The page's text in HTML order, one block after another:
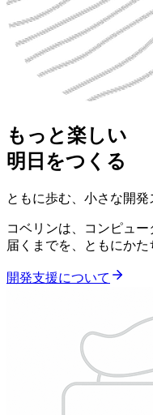
もっと楽しい
明日をつくる
ともに歩む、小さな開発
コベリンは、コンピュ
届くまでを、ともにかた
開発支援について